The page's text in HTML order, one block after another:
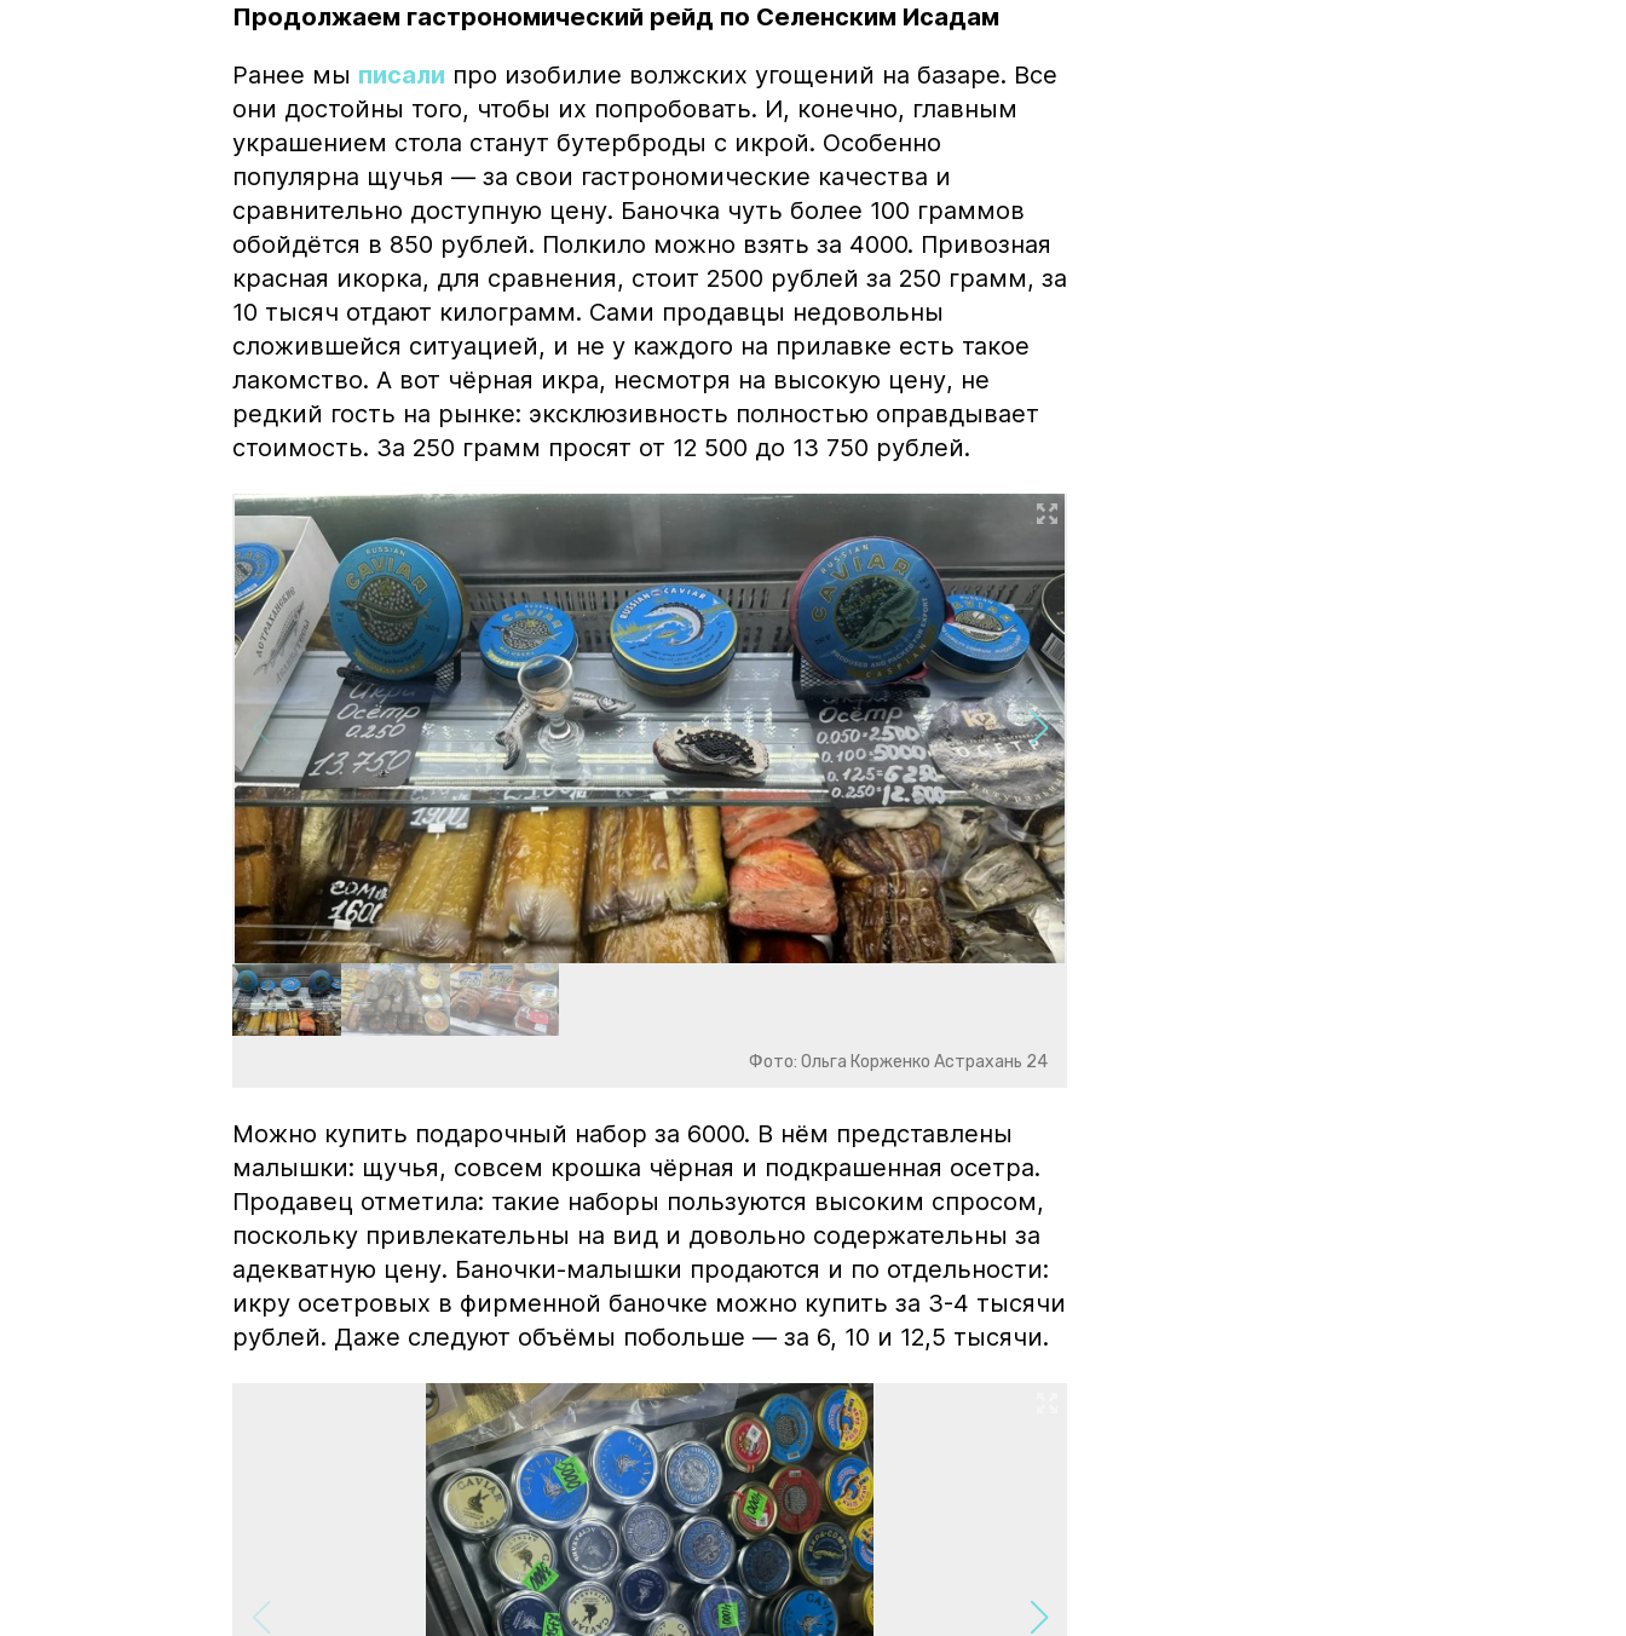
Продолжаем гастрономический рейд по Селенским Исадам
Ранее мы писали про изобилие волжских угощений на базаре. Все
они достойны того, чтобы их попробовать. И, конечно, главным
украшением стола станут бутерброды с икрой. Особенно
популярна щучья — за свои гастрономические качества и
сравнительно доступную цену. Баночка чуть более 100 граммов
обойдётся в 850 рублей. Полкило можно взять за 4000. Привозная
красная икорка, для сравнения, стоит 2500 рублей за 250 грамм, за
10 тысяч отдают килограмм. Сами продавцы недовольны
сложившейся ситуацией, и не у каждого на прилавке есть такое
лакомство. А вот чёрная икра, несмотря на высокую цену, не
редкий гость на рынке: эксклюзивность полностью оправдывает
стоимость. За 250 грамм просят от 12 500 до 13 750 рублей.
Фото: Ольга Корженко Астрахань 24
Можно купить подарочный набор за 6000. В нём представлены
малышки: щучья, совсем крошка чёрная и подкрашенная осетра.
Продавец отметила: такие наборы пользуются высоким спросом,
поскольку привлекательны на вид и довольно содержательны за
адекватную цену. Баночки-малышки продаются и по отдельности:
икру осетровых в фирменной баночке можно купить за 3-4 тысячи
рублей. Даже следуют объёмы побольше — за 6, 10 и 12,5 тысячи.